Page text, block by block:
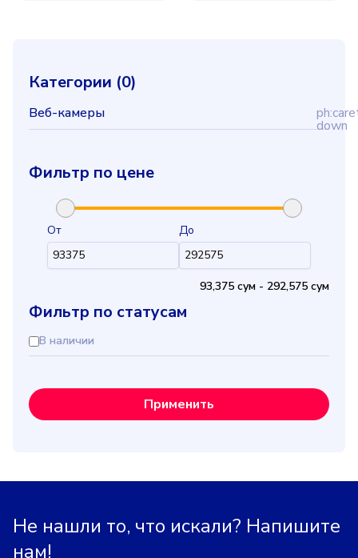
Категории (0)
Веб-камеры
down
Фильтр по цене
От До
93,375 cум - 292,575 cум
Фильтр по статусам
В наличии
Применить
Не нашли то, что искали? Напишите
нам!